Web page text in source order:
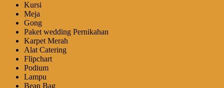
Kursi
Meja
Gong
Paket wedding Pernikahan
Karpet Merah
Alat Catering
Flipchart
Podium
Lampu
Bean Bag